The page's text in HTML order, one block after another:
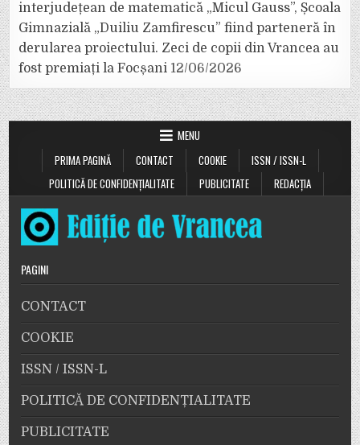
interjudețean de matematică „Micul Gauss”, Școala
Gimnazială „Duiliu Zamfirescu” fiind parteneră în
derularea proiectului. Zeci de copii din Vrancea au
fost premiați la Focșani 12/06/2026
MENU
PRIMA PAGINĂ
CONTACT COOKIE
ISSN / ISSN-L
POLITICĂ DE CONFIDENȚIALITATE
PUBLICITATE REDACȚIA
PAGINI
CONTACT
COOKIE
ISSN / ISSN-L
POLITICĂ DE CONFIDENȚIALITATE
PUBLICITATE